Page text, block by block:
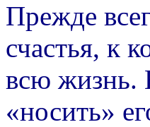
Прежде
счастья, к
всю жизнь.
«носить»